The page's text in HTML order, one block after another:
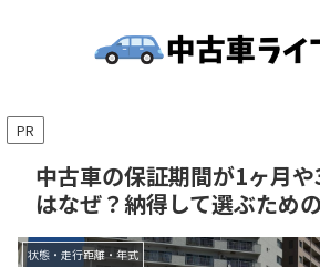
PR
中古車の保証期間が1ヶ月
はなぜ？納得して選ぶため
状態・走行距離・年式